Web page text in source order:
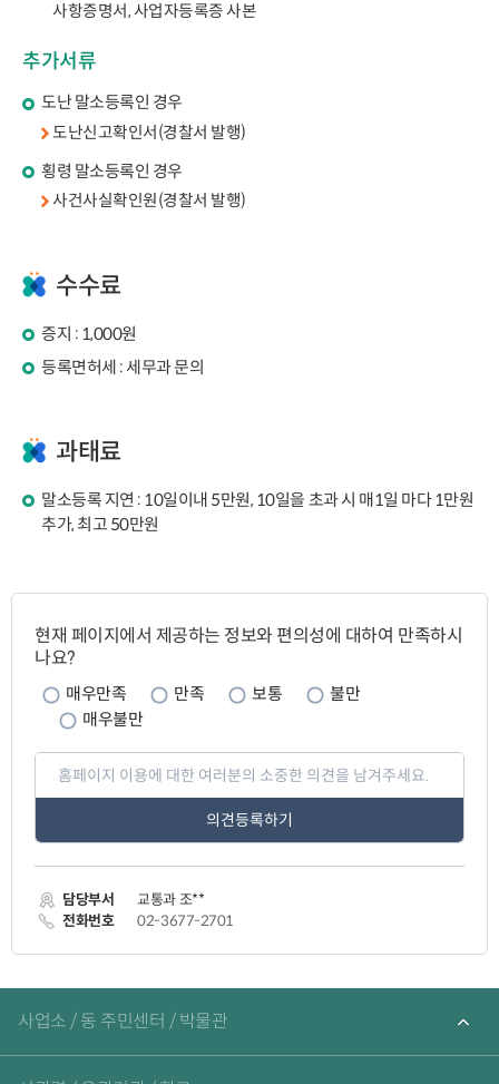
사항증명서, 사업자등록증 사본
추가서류
도난 말소등록인 경우
도난신고확인서(경찰서 발행)
횡령 말소등록인 경우
사건사실확인원(경찰서 발행)
수수료
증지 : 1,000원
등록면허세 : 세무과 문의
과태료
말소등록 지연 : 10일이내 5만원, 10일을 초과 시 매1일 마다 1만원
추가, 최고 50만원
이
지
만
족
도
현재 페이지에서 제공하는 정보와 편의성에 대하여 만족하시
나요?
매우만족 만족 보통
불만
매우불만
페
지
도
평
입
력
담당부서
교통과 조**
전화번호
02-3677-2701
관
사업소 / 동 주민센터 / 박물관